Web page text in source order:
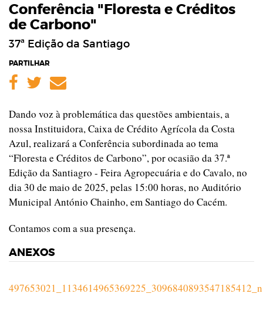
Conferência "Floresta e Créditos
de Carbono"
37ª Edição da Santiago
PARTILHAR
Facebook
Twitter
Email
Dando voz à problemática das questões ambientais, a
nossa Instituidora, Caixa de Crédito Agrícola da Costa
Azul, realizará a Conferência subordinada ao tema
“Floresta e Créditos de Carbono”, por ocasião da 37.ª
Edição da Santiagro - Feira Agropecuária e do Cavalo, no
dia 30 de maio de 2025, pelas 15:00 horas, no Auditório
Municipal António Chainho, em Santiago do Cacém.
Contamos com a sua presença.
ANEXOS